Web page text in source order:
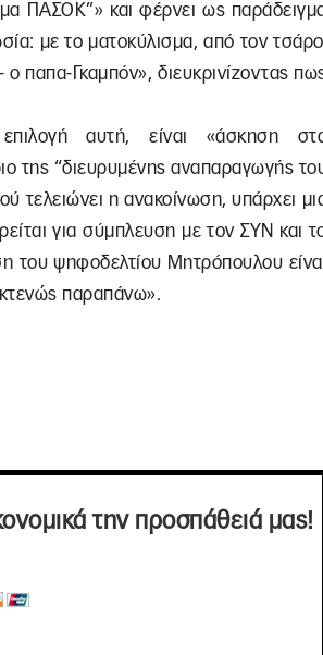
ΠΑΣΟΚ”» και φέρνει ως
με το ματοκύλισμα, από τον
παπα-Γκαμπόν», διευκρινίζοντας
αυτή, είναι «άσκηση
της “διευρυμένης αναπαραγωγής
τελειώνει η ανακοίνωση, υπάρχει
για σύμπλευση με τον ΣΥΝ και
του ψηφοδελτίου Μητρόπουλου
παραπάνω».
την προσπάθειά μας!